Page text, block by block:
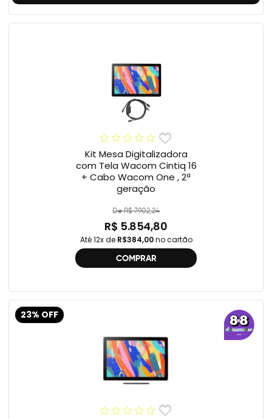
Kit Mesa Digitalizadora
com Tela Wacom Cintiq 16
+ Cabo Wacom One , 2ª
geração
De R$ 7.902,24
R$ 5.854,80
Até 12x de R$384,00no cartão
COMPRAR
23% OFF